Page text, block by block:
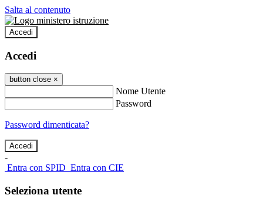
Salta al contenuto
Accedi
Accedi
button close ×
Nome Utente
Password
Password dimenticata?
-
Entra con SPID Entra con CIE
Seleziona utente